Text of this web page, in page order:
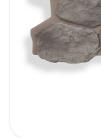
Террасная